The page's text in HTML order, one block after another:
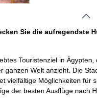
Sie die aufregendste
Touristenziel in Ägypten,
ganzen Welt anzieht. Die
vielfältige Möglichkeiten für
der besten Ausflüge nach